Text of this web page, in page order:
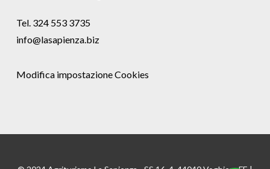
Tel. 324 553 3735
info@lasapienza.biz
Modifica impostazione Cookies